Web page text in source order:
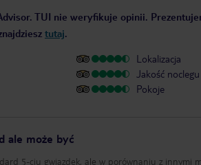
TUI nie weryfikuje opinii.
tutaj.
Lokalizacja
Jakość noclegu
Pokoje
ale może być
5-ciu gwiazdek, ale w porównaniu z innymi